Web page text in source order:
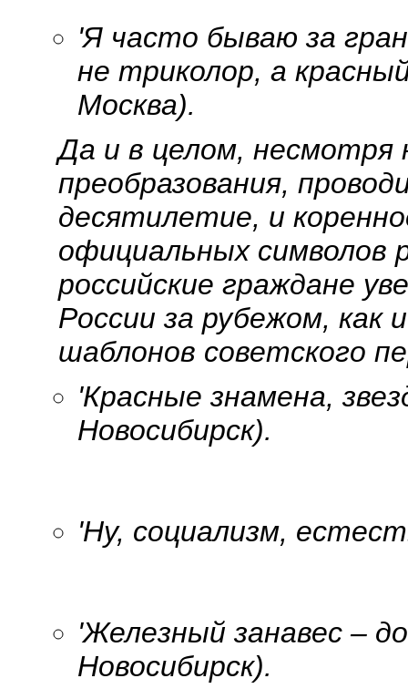
'Я часто бываю за
не триколор, а
Москва).
Да и в целом, несмотря
преобразования,
десятилетие, и
официальных символов
российские граждане
России за рубежом, как
шаблонов советского
'Красные знамена,
Новосибирск).
'Ну, социализм,
'Железный занавес –
Новосибирск).